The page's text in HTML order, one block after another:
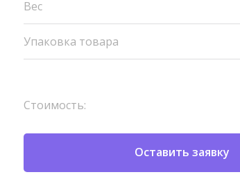
Вес
Упаковка товара
Стоимость:
Оставить заявку